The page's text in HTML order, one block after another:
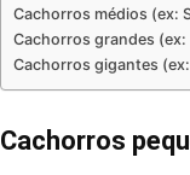
Cachorros médios (ex:
Cachorros grandes (ex:
Cachorros gigantes
Cachorros